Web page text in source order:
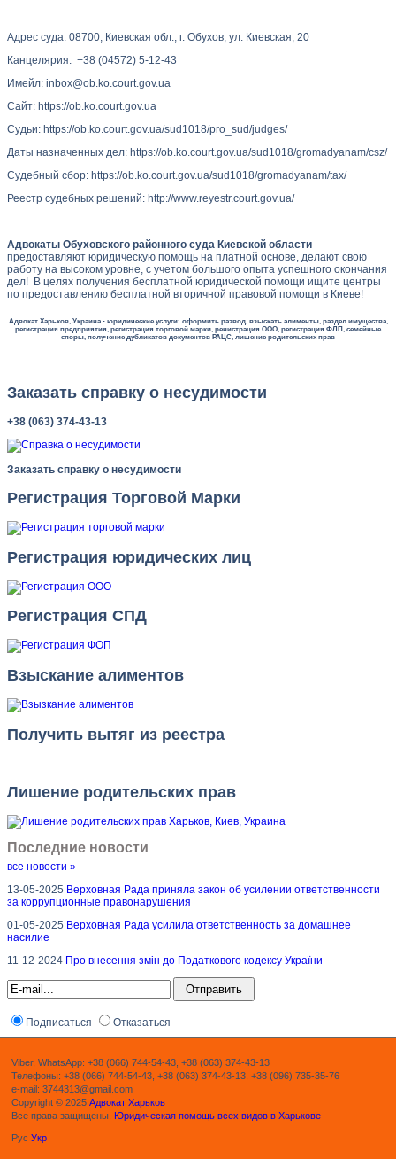
Адрес суда: 08700, Киевская обл., г. Обухов, ул. Киевская, 20
Канцелярия: +38 (04572) 5-12-43
Имейл: inbox@ob.ko.court.gov.ua
Сайт: https://ob.ko.court.gov.ua
Судьи: https://ob.ko.court.gov.ua/sud1018/pro_sud/judges/
Даты назначенных дел: https://ob.ko.court.gov.ua/sud1018/gromadyanam/csz/
Судебный сбор: https://ob.ko.court.gov.ua/sud1018/gromadyanam/tax/
Реестр судебных решений: http://www.reyestr.court.gov.ua/
Адвокаты Обуховского районного суда Киевской области
предоставляют юридическую помощь на платной основе, делают свою
работу на высоком уровне, с учетом большого опыта успешного окончания
дел! В целях получения бесплатной юридической помощи ищите центры
по предоставлению бесплатной вторичной правовой помощи в Киеве!
Адвокат Харьков, Украина - юридические услуги: оформить развод, взыскать алименты, раздел имущества,
регистрация предприятия, регистрация торговой марки, ренистрация ООО, регистрация ФЛП, семейные
споры, получение дубликатов документов РАЦС, лишение родительских прав
Заказать справку о несудимости
+38 (063) 374-43-13
Заказать справку о несудимости
Регистрация Торговой Марки
Регистрация юридических лиц
Регистрация СПД
Взыскание алиментов
Получить вытяг из реестра
Лишение родительских прав
Последние новости
все новости »
13-05-2025 Верховная Рада приняла закон об усилении ответственности
за коррупционные правонарушения
01-05-2025 Верховная Рада усилила ответственность за домашнее
насилие
11-12-2024 Про внесення змін до Податкового кодексу України
Подписаться Отказаться
Viber, WhatsApp: +38 (066) 744-54-43, +38 (063) 374-43-13
Телефоны: +38 (066) 744-54-43, +38 (063) 374-43-13, +38 (096) 735-35-76
e-mail: 3744313@gmail.com
Copyright © 2025 Адвокат Харьков
Все права защищены. Юридическая помощь всех видов в Харькове
Рус Укр